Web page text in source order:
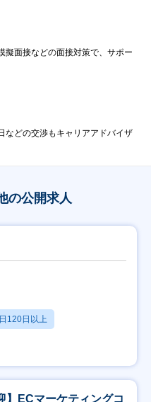
擬面接などの面接対策で、サポー
などの交渉もキャリアアドバイザ
の公開求人
120日以上
】ECマーケティングコ